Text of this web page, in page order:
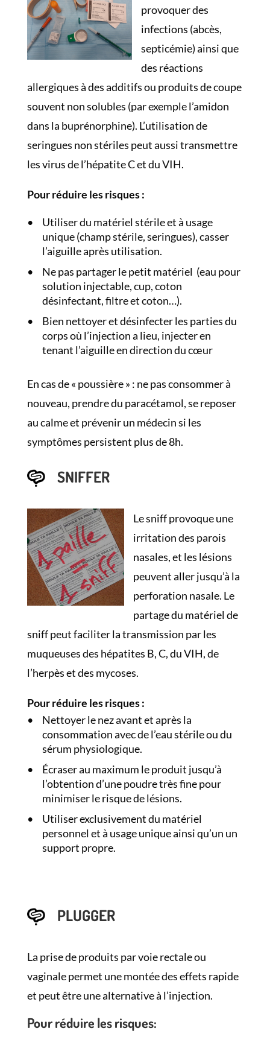
provoquer des
infections (abcès,
septicémie) ainsi que
des réactions
allergiques à des additifs ou produits de coupe
souvent non solubles (par exemple l’amidon
dans la buprénorphine). L’utilisation de
seringues non stériles peut aussi transmettre
les virus de l’hépatite C et du VIH.
Pour réduire les risques :
Utiliser du matériel stérile et à usage
unique (champ stérile, seringues), casser
l’aiguille après utilisation.
Ne pas partager le petit matériel (eau pour
solution injectable, cup, coton
désinfectant, filtre et coton…).
Bien nettoyer et désinfecter les parties du
corps où l’injection a lieu, injecter en
tenant l’aiguille en direction du cœur
En cas de « poussière » : ne pas consommer à
nouveau, prendre du paracétamol, se reposer
au calme et prévenir un médecin si les
symptômes persistent plus de 8h.
SNIFFER
Le sniff provoque une
irritation des parois
nasales, et les lésions
peuvent aller jusqu’à la
perforation nasale. Le
partage du matériel de
sniff peut faciliter la transmission par les
muqueuses des hépatites B, C, du VIH, de
l’herpès et des mycoses.
Pour réduire les risques :
Nettoyer le nez avant et après la
consommation avec de l’eau stérile ou du
sérum physiologique.
Écraser au maximum le produit jusqu’à
l’obtention d’une poudre très fine pour
minimiser le risque de lésions.
Utiliser exclusivement du matériel
personnel et à usage unique ainsi qu’un un
support propre.
PLUGGER
La prise de produits par voie rectale ou
vaginale permet une montée des effets rapide
et peut être une alternative à l’injection.
Pour réduire les risques: